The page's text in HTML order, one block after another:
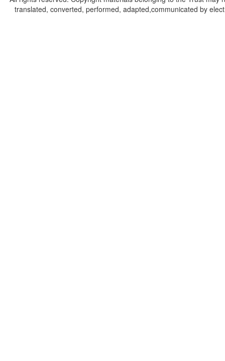
translated, converted, performed, adapted,communicated by